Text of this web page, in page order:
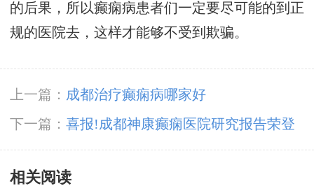
的后果，所以癫痫病患者们一定要尽可能的到正
规的医院去，这样才能够不受到欺骗。
上一篇： 成都治疗癫痫病哪家好
下一篇： 喜报!成都神康癫痫医院研究报告荣登
国际权威《临床与医学影像杂志》
相关阅读